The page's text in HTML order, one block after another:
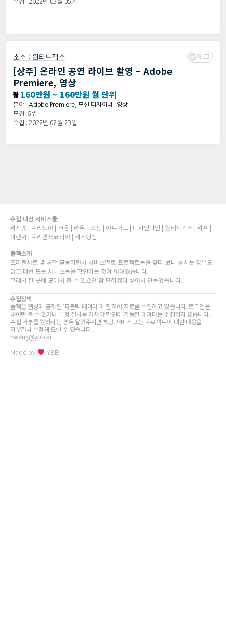
수집 : 2022년 03월 05일
소스 : 원티드긱스 체크
[상주] 온라인 공연 라이브 촬영 – Adobe
Premiere, 영상
₩160만원 ~ 160만원 월 단위
분야 : Adobe Premiere 모션 디자이너
영상
모집: 6주
수집 : 2022년 02월 23일
수집 대상 서비스들
위시켓 | 프리모아 | 크몽 | 라우드소싱 | 아트머그 | 디자인나인 | 원티드긱스 | 위프 |
이랜서 | 프리랜서코리아 | 캐스팅엔
플젝소개
프리랜서로 몇 해간 활동하면서 서비스별로 프로젝트들을 찾다 보니 놓치는 경우도
많고 매번 모든 서비스들을 확인하는 것이 어려웠습니다.
그래서 한 곳에 모아서 볼 수 있으면 참 편하겠다 싶어서 만들었습니다.
수집정책
플젝은 웹상에 공개된 ‘퍼블릭 데이터’에 한하여 자료를 수집하고 있습니다. 로그인을
해야만 볼 수 있거나 특정 절차를 거쳐야 확인이 가능한 데이터는 수집하지 않습니다.
수집 거부를 원하시는 경우 알려주시면 해당 서비스 또는 프로젝트에 대한 내용을
지우거나 수정해 드릴 수 있습니다.
hwang@ybb.ai
Made by YBB